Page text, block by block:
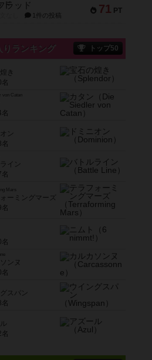
71 PT
ラッド
1件の投稿
りランキング トップ50
き
von Catan
ン
イン
Mars
ーミングマーズ
ンヌ
スパン